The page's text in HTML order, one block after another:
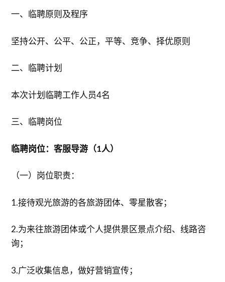
一、临聘原则及程序
坚持公开、公平、公正，平等、竞争、择优原则
二、临聘计划
本次计划临聘工作人员4名
三、临聘岗位
临聘岗位：客服导游（1人）
（一）岗位职责：
1.接待观光旅游的各旅游团体、零星散客；
2.为来往旅游团体或个人提供景区景点介绍、线路咨
询；
3.广泛收集信息，做好营销宣传；